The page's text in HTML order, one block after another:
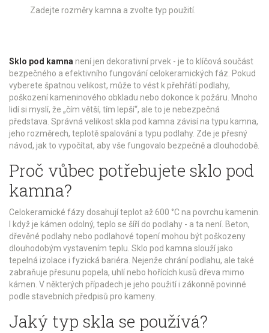
Zadejte rozměry kamna a zvolte typ použití.
Sklo pod kamna není jen dekorativní prvek - je to klíčová součást
bezpečného a efektivního fungování celokeramických fáz. Pokud
vyberete špatnou velikost, může to vést k přehřátí podlahy,
poškození kameninového obkladu nebo dokonce k požáru. Mnoho
lidí si myslí, že „čím větší, tím lepší“, ale to je nebezpečná
představa. Správná velikost skla pod kamna závisí na typu kamna,
jeho rozměrech, teplotě spalování a typu podlahy. Zde je přesný
návod, jak to vypočítat, aby vše fungovalo bezpečně a dlouhodobě.
Proč vůbec potřebujete sklo pod
kamna?
Celokeramické fázy dosahují teplot až 600 °C na povrchu kamenin.
I když je kámen odolný, teplo se šíří do podlahy - a ta není. Beton,
dřevěné podlahy nebo podlahové topení mohou být poškozeny
dlouhodobým vystavením teplu. Sklo pod kamna slouží jako
tepelná izolace i fyzická bariéra. Nejenže chrání podlahu, ale také
zabraňuje přesunu popela, uhlí nebo hořících kusů dřeva mimo
kámen. V některých případech je jeho použití i zákonně povinné
podle stavebních předpisů pro kameny.
Jaký typ skla se používá?